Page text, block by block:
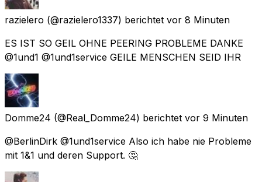
razielero (@razielero1337) berichtet vor 8 Minuten
ES IST SO GEIL OHNE PEERING PROBLEME DANKE
@1und1 @1und1service GEILE MENSCHEN SEID IHR
Domme24 (@Real_Domme24) berichtet vor 9 Minuten
@BerlinDirk @1und1service Also ich habe nie Probleme
mit 1&1 und deren Support. 🤔